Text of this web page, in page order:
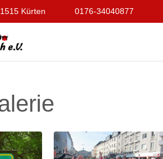
Kürten 0176-34040877